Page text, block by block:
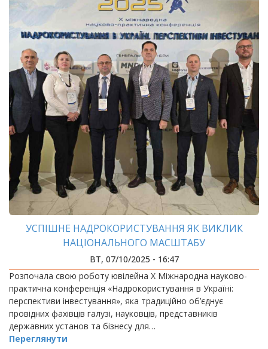
УСПІШНЕ НАДРОКОРИСТУВАННЯ ЯК ВИКЛИК
НАЦІОНАЛЬНОГО МАСШТАБУ
ВТ, 07/10/2025 - 16:47
Розпочала свою роботу ювілейна Х Міжнародна науково-
практична конференція «Надрокористування в Україні:
перспективи інвестування», яка традиційно об’єднує
провідних фахівців галузі, науковців, представників
державних установ та бізнесу для…
Переглянути